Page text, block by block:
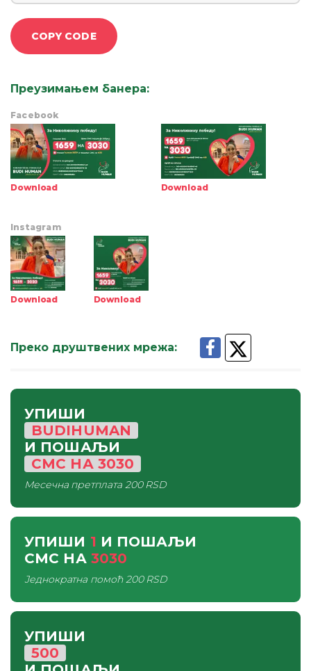
COPY CODE
Преузимањем банера:
Facebook
Download Download
Instagram
Download Download
Преко друштвених мрежа:
УПИШИ
BUDIHUMAN
И ПОШАЉИ
СМС НА3030
Месечна претплата200 RSD
УПИШИ 1 И ПОШАЉИ
СМС НА 3030
Једнократна помоћ200 RSD
УПИШИ
500